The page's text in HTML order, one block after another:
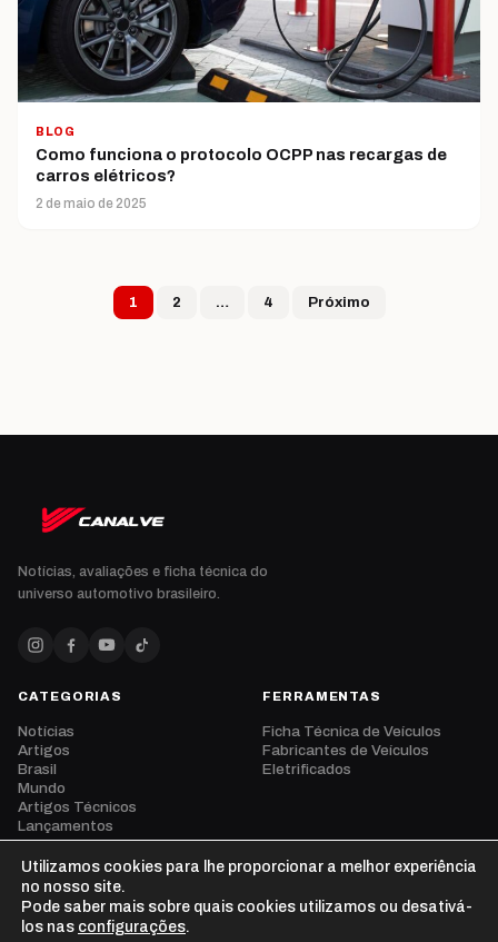
BLOG
Como funciona o protocolo OCPP nas recargas de
carros elétricos?
2 de maio de 2025
Paginação de
1 2 … 4 Próximo
Notícias, avaliações e ficha técnica do
universo automotivo brasileiro.
CATEGORIAS
Notícias
Artigos
Brasil
Mundo
Artigos Técnicos
Lançamentos
Eventos
Opinião
Vídeos
FERRAMENTAS
Ficha Técnica de Veículos
Fabricantes de Veículos
Eletrificados
Utilizamos cookies para lhe proporcionar a melhor experiência
no nosso site.
Pode saber mais sobre quais cookies utilizamos ou desativá-
los nas configurações.